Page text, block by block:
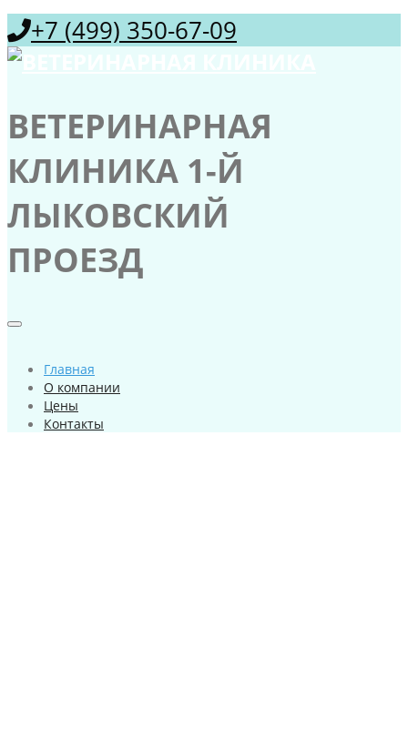
+7 (499) 350-67-09
ВЕТЕРИНАРНАЯ
КЛИНИКА 1-Й
ЛЫКОВСКИЙ
ПРОЕЗД
Главная
О компании
Цены
Контакты